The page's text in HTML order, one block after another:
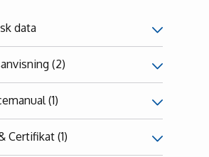
data
(2)
(1)
Certifikat (1)